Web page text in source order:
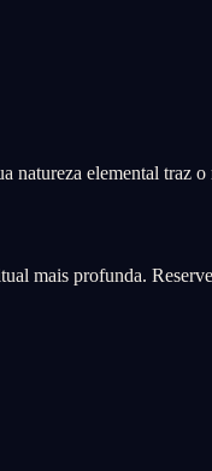
natureza elemental
mais profunda.